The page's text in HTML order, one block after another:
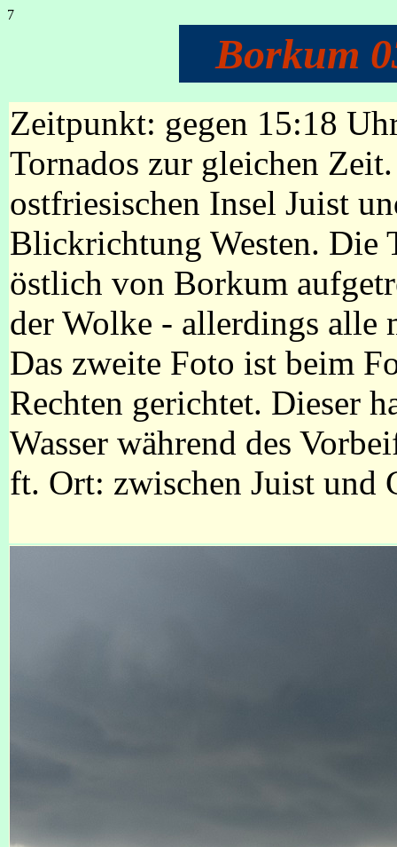
7
Borkum
Zeitpunkt: gegen 15:18
Tornados zur gleichen
ostfriesischen Insel Juist
Blickrichtung Westen. Die
östlich von Borkum
der Wolke - allerdings alle
Das zweite Foto ist beim
Rechten gerichtet. Dieser
Wasser während des
ft. Ort: zwischen Juist und